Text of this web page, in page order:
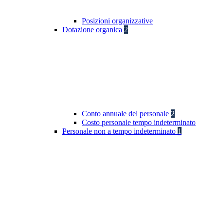
Posizioni organizzative
Dotazione organica 2
Conto annuale del personale 2
Costo personale tempo indeterminato
Personale non a tempo indeterminato 1